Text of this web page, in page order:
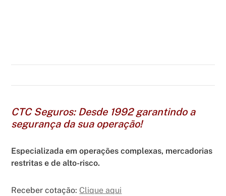
CTC Seguros: Desde 1992 garantindo a
segurança da sua operação!
Especializada em operações complexas, mercadorias
restritas e de alto-risco.
Receber cotação: Clique aqui